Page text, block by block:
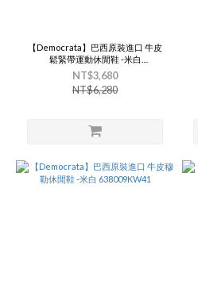
【Democrata】巴西原裝進口 牛皮
鬆緊帶運動休閒鞋 -米白
638010KW41
NT$3,680
NT$6,280